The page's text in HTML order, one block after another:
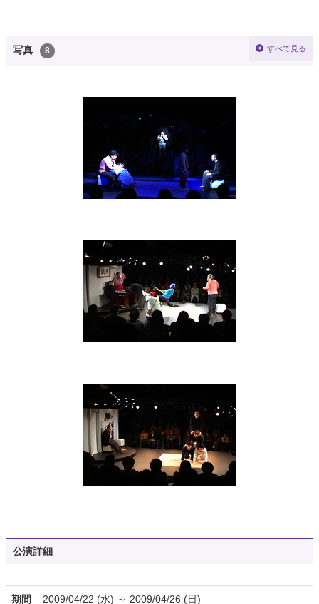
写真 8 すべて見る
公演詳細
期間 2009/04/22 (水) ～ 2009/04/26 (日)